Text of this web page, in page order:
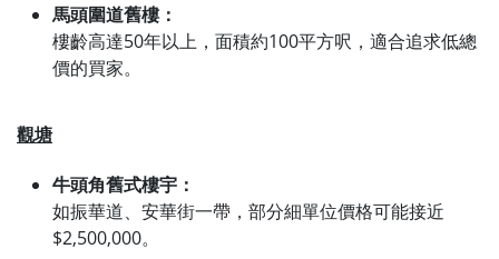
馬頭圍道舊樓：
樓齡高達50年以上，面積約100平方呎，適合追求低總
價的買家。
觀塘
牛頭角舊式樓宇：
如振華道、安華街一帶，部分細單位價格可能接近
$2,500,000。